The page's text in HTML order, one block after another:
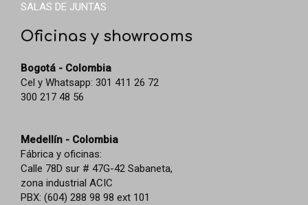
SALAS DE JUNTAS
Oficinas y showrooms
Bogotá - Colombia
Cel y Whatsapp: 301 411 26 72
300 217 48 56
Medellín - Colombia
Fábrica y oficinas:
Calle 78D sur # 47G-42 Sabaneta,
zona industrial ACIC
PBX: (604) 288 98 98 ext 101